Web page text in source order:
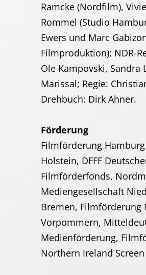
Ramcke (Nordfilm),
Rommel (Studio
Ewers und Marc
Filmproduktion); NDR-
Ole Kampovski, Sandra
Marissal; Regie:
Drehbuch: Dirk Ahner.
Förderung
Filmförderung
Holstein, DFFF
Filmförderfonds,
Mediengesellschaft
Bremen, Filmförderung
Vorpommern,
Medienförderung,
Northern Ireland Screen